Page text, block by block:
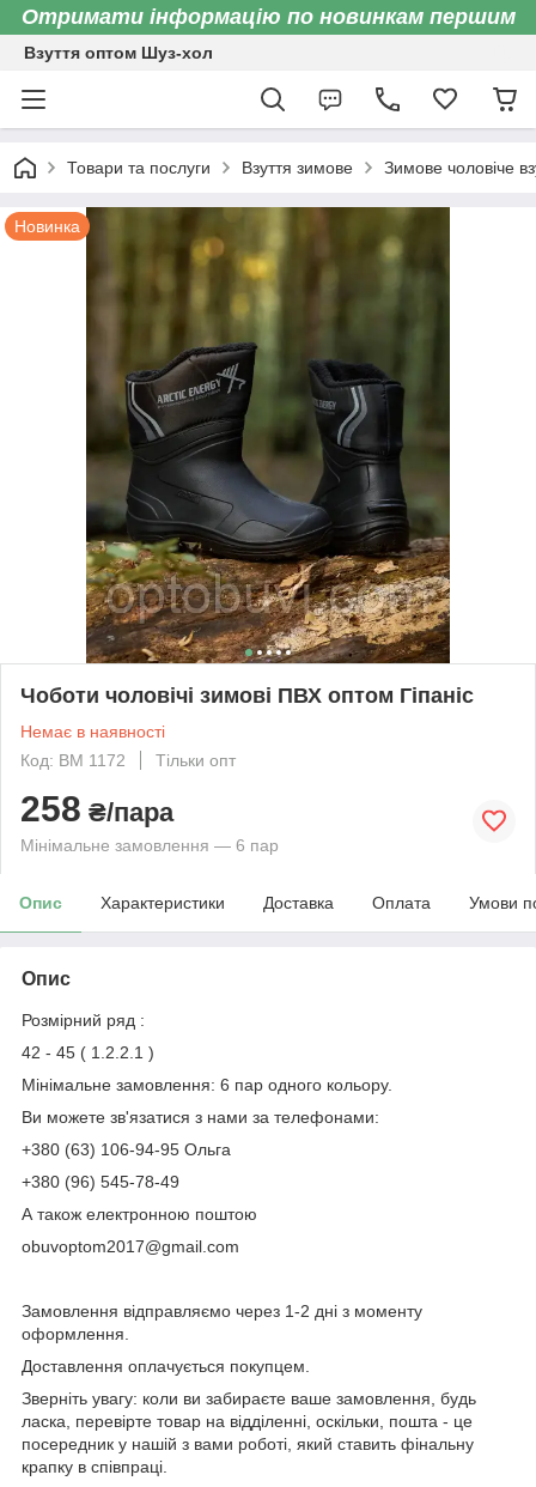
Отримати інформацію по новинкам першим
Взуття оптом Шуз-хол
Товари та послуги Взуття зимове Зимове чоловіче
Новинка
Чоботи чоловічі зимові ПВХ оптом Гіпаніс
Немає в наявності
Код: ВМ 1172
Тільки опт
258 ₴/пара
Мінімальне замовлення — 6 пар
Опис Характеристики Доставка Оплата Умови
Опис
Розмірний ряд :
42 - 45 ( 1.2.2.1 )
Мінімальне замовлення: 6 пар одного кольору.
Ви можете зв'язатися з нами за телефонами:
+380 (63) 106-94-95 Ольга
+380 (96) 545-78-49
А також електронною поштою
obuvoptom2017@gmail.com
Замовлення відправляємо через 1-2 дні з моменту
оформлення.
Доставлення оплачується покупцем.
Зверніть увагу: коли ви забираєте ваше замовлення, будь
ласка, перевірте товар на відділенні, оскільки, пошта - це
посередник у нашій з вами роботі, який ставить фінальну
крапку в співпраці.